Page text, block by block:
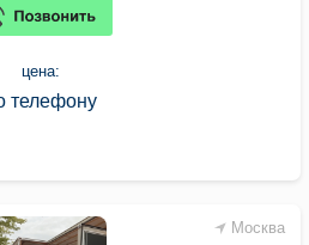
цена:
телефону
Москва